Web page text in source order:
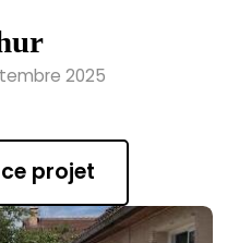
2025
projet